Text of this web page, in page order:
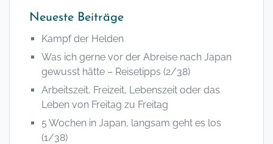
Neueste Beiträge
Kampf der Helden
Was ich gerne vor der Abreise nach Japan
gewusst hätte – Reisetipps (2/38)
Arbeitszeit, Freizeit, Lebenszeit oder das
Leben von Freitag zu Freitag
5 Wochen in Japan, langsam geht es los
(1/38)